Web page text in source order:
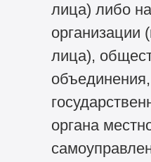
лица) либо
организации
лица),
объединения,
органа